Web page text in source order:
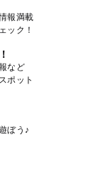
報満載
ック！
など
ポット
ぼう♪